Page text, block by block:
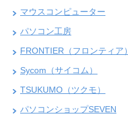
マウスコンピューター
パソコン工房
FRONTIER（フロンティア）
Sycom（サイコム）
TSUKUMO（ツクモ）
パソコンショップSEVEN